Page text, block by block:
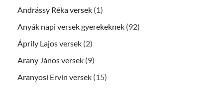
Andrássy Réka versek (1)
Anyák napi versek gyerekeknek (92)
Áprily Lajos versek (2)
Arany János versek (9)
Aranyosi Ervin versek (15)